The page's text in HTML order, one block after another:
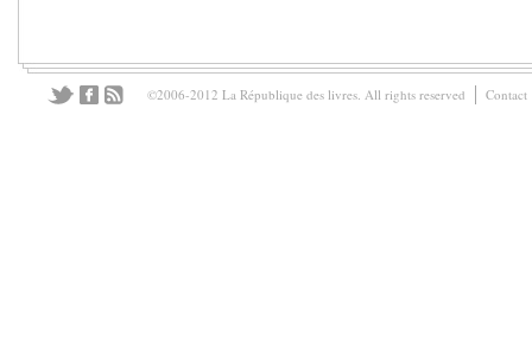
©2006-2012 La République des livres. All rights reserved Contact